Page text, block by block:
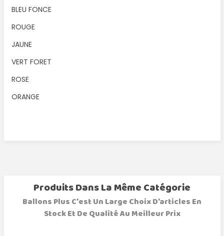
BLEU FONCE
ROUGE
JAUNE
VERT FORET
ROSE
ORANGE
Produits Dans La Même Catégorie
Ballons Plus C'est Un Large Choix D'articles En
Stock Et De Qualité Au Meilleur Prix